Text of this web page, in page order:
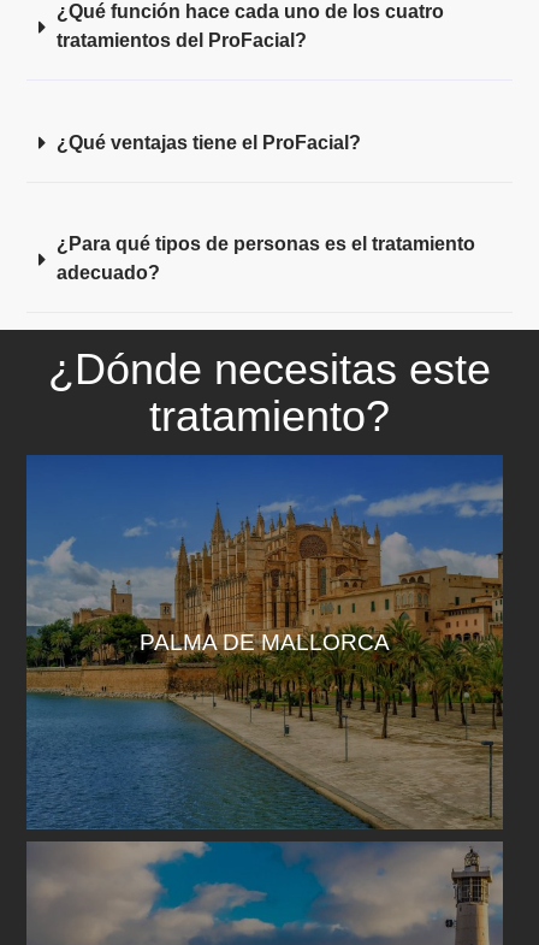
¿Qué función hace cada uno de los cuatro
tratamientos del ProFacial?
¿Qué ventajas tiene el ProFacial?
¿Para qué tipos de personas es el tratamiento
adecuado?
¿Dónde necesitas este
tratamiento?
PALMA DE MALLORCA